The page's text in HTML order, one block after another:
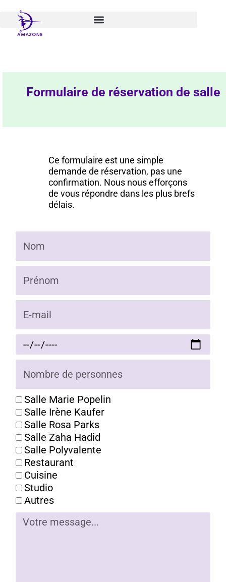
contenu
Formulaire de réservation de salle
Ce formulaire est une simple
demande de réservation, pas une
confirmation. Nous nous efforçons
de vous répondre dans les plus brefs
délais.
Salle Marie Popelin
Salle Irène Kaufer
Salle Rosa Parks
Salle Zaha Hadid
Salle Polyvalente
Restaurant
Cuisine
Studio
Autres